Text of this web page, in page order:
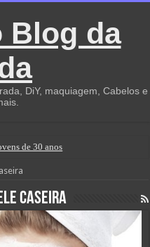
Blog da
DiY, maquiagem, Cabelos e
de 30 anos
caseira